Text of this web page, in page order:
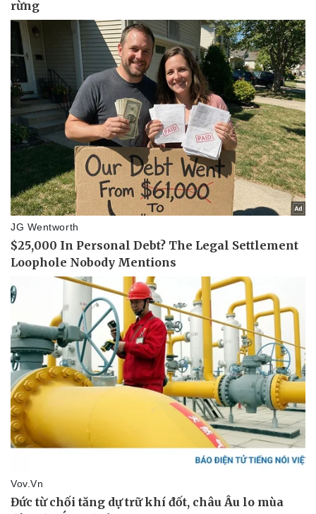
Tư vấn
check-in
Podcast
Câu chuyện thời sự
Đọc truyện đêm khuya
Cửa sổ tình yêu
Kể chuyện cho bé
Hạt giống tâm hồn